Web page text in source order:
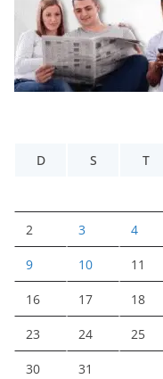
D
S T
2 3 4
9 10 11
16 17 18
23 24 25
30 31